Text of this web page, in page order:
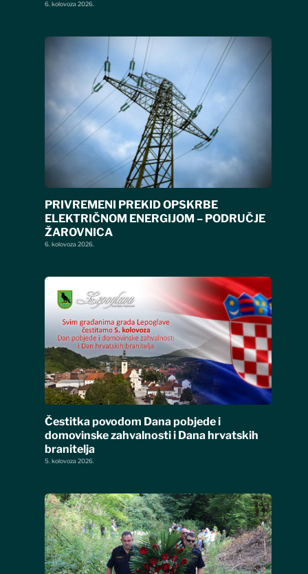
6. kolovoza 2026.
PRIVREMENI PREKID OPSKRBE
ELEKTRIČNOM ENERGIJOM – PODRUČJE
ŽAROVNICA
6. kolovoza 2026.
Čestitka povodom Dana pobjede i
domovinske zahvalnosti i Dana hrvatskih
branitelja
5. kolovoza 2026.